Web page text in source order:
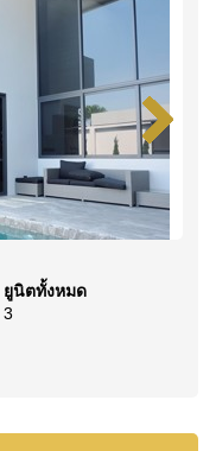
ร +6638411250
และ LINE:
ยูนิตทั้งหมด
3